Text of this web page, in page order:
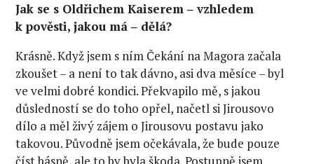
Jak se s Oldřichem Kaiserem ‒ vzhledem
k pověsti, jakou má ‒ dělá?
Krásně. Když jsem s ním Čekání na Magora začala
zkoušet – a není to tak dávno, asi dva měsíce – byl
ve velmi dobré kondici. Překvapilo mě, s jakou
důsledností se do toho opřel, načetl si Jirousovo
dílo a měl živý zájem o Jirousovu postavu jako
takovou. Původně jsem očekávala, že bude pouze